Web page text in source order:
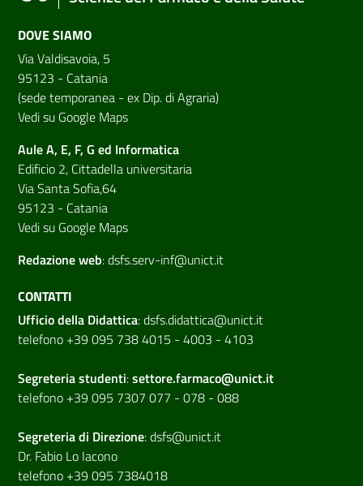
DOVE SIAMO
Via Valdisavoia, 5
95123 - Catania
(sede temporanea - ex Dip. di Agraria)
Vedi su Google Maps
Aule A, E, F, G ed Informatica
Edificio 2, Cittadella universitaria
Via Santa Sofia,64
95123 - Catania
Vedi su Google Maps
Redazione web:dsfs.serv-inf@unict.it
CONTATTI
Ufficio della Didattica:dsfs.didattica@unict.it
telefono +39 095 738 4015 - 4003 - 4103
Segreteria studenti:settore.farmaco@unict.it
telefono +39 095 7307 077 - 078 - 088
Segreteria di Direzione:dsfs@unict.it
Dr. Fabio Lo Iacono
telefono +39 095 7384018